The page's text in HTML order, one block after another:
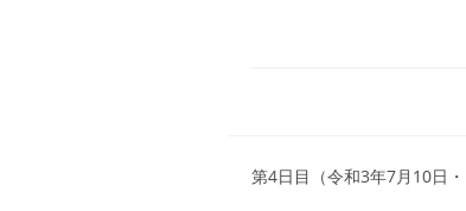
第4日目（令和3年7月10日・